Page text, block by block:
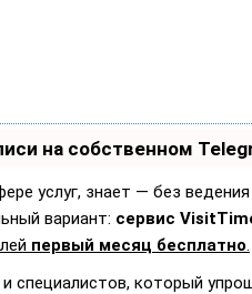
на собственном
услуг, знает — без
вариант: сервис
первый месяц бесплатно.
специалистов, который